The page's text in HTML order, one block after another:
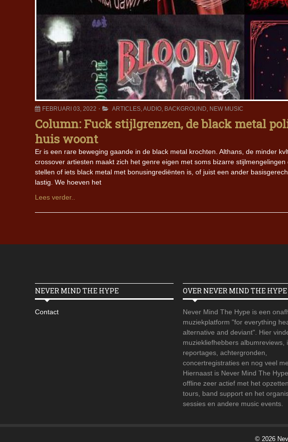
FEBRUARI 03, 2022 ARTICLES,AUDIO, BACKGROUND, NEW MUSIC
Column: Fuck stijlgrenzen, de black metal
huis woont
Er is een rare beweging gaande in de black metal krochten. Althans, de minder
crossover artiesten maakt zich het genre eigen met soms bizarre
stellen of iets black metal met bonusingrediënten is, of juist een ander
lastig. We hoeven het
Lees verder..
NEVER MIND THE HYPE
Contact
OVER NEVER MIND THE HYPE
Never Mind The Hype is een
muziekplatform "for everything
alternative and deviant". Hier
muziekliefhebbers albumreviews,
reportages, achtergronden,
concertregistraties en nog veel
Hiernaast is Never Mind The
offline zeer actief met het
tours, band support en het
sessies en andere music events.
© 2026